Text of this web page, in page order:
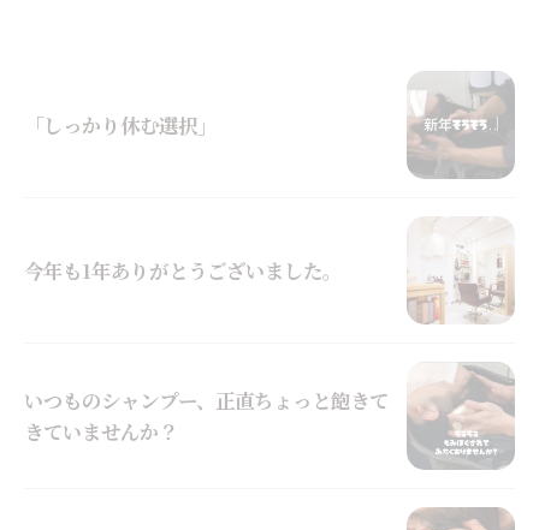
「しっかり休む選択」
今年も1年ありがとうございました。
いつものシャンプー、正直ちょっと飽きて
きていませんか？